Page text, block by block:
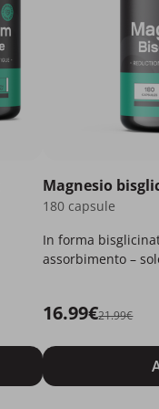
Magnesio
180 capsule
In forma
assorbimento –
16.99€21.99€